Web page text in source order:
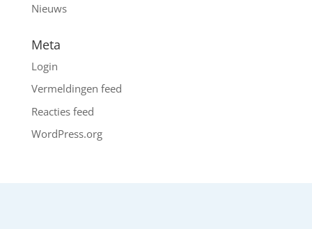
Nieuws
Meta
Login
Vermeldingen feed
Reacties feed
WordPress.org